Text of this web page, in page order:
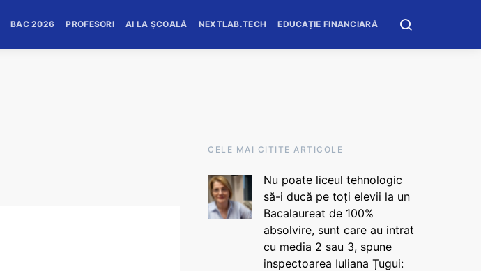
BAC 2026 PROFESORI AI LA ȘCOALĂ NEXTLAB.TECH EDUCAȚIE FINANCIARĂ
CELE MAI CITITE ARTICOLE
Nu poate liceul tehnologic
să-i ducă pe toți elevii la un
Bacalaureat de 100%
absolvire, sunt care au intrat
cu media 2 sau 3, spune
inspectoarea Iuliana Țugui: